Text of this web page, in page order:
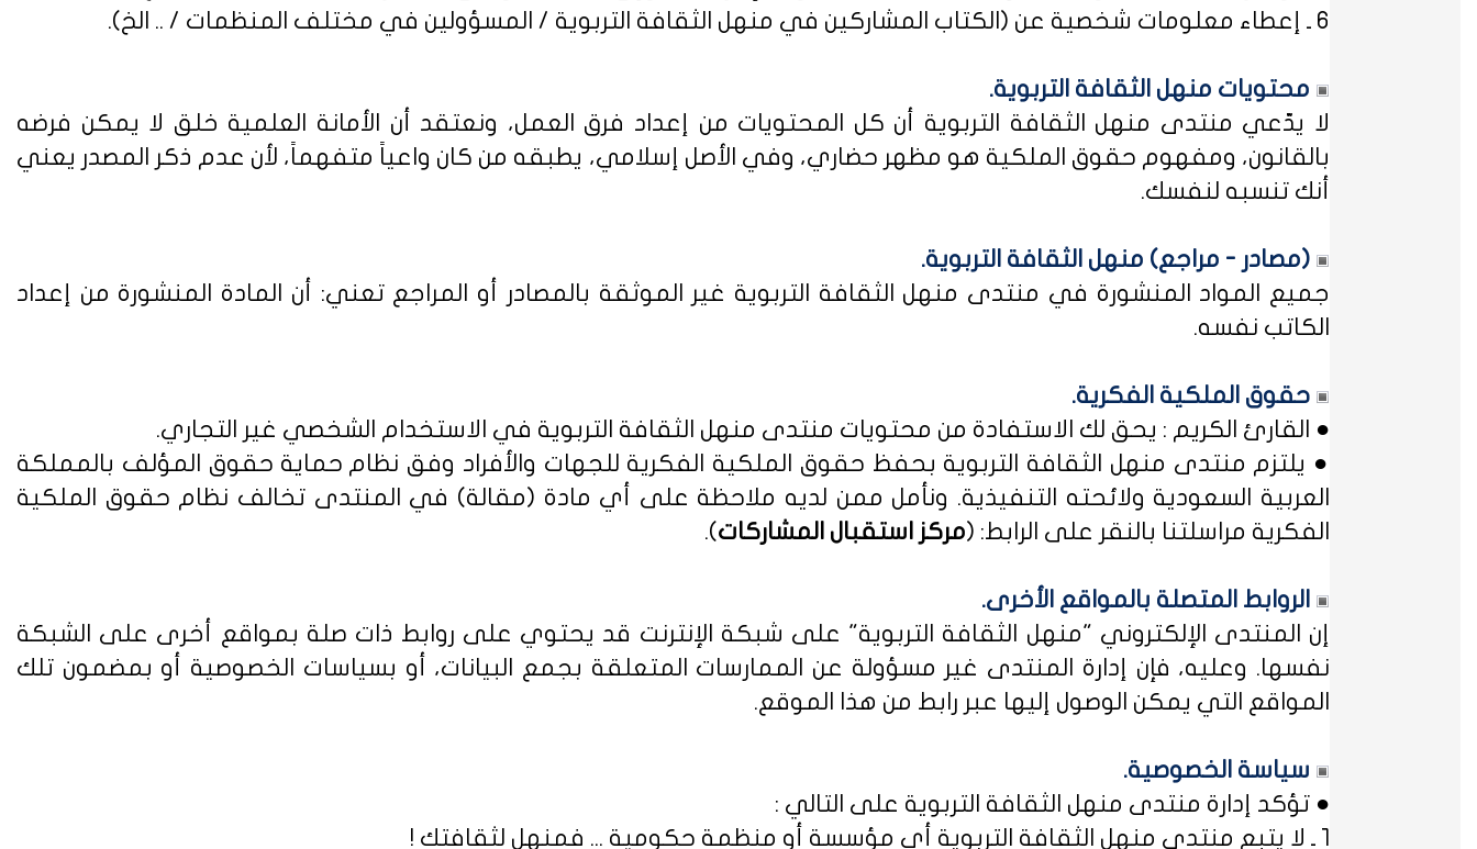
6 ـ إعطاء معلومات شخصية عن (الكتاب المشاركين في منهل الثقافة التربوية / المسؤولين في مختلف المنظمات / .. الخ).
محتويات منهل الثقافة التربوية.
لا يدّعي منتدى منهل الثقافة التربوية أن كل المحتويات من إعداد فرق العمل، ونعتقد أن الأمانة العلمية خلق لا يمكن فرضه
بالقانون، ومفهوم حقوق الملكية هو مظهر حضاري، وفي الأصل إسلامي، يطبقه من كان واعياً متفهماً، لأن عدم ذكر المصدر يعني
أنك تنسبه لنفسك.
(مصادر - مراجع) منهل الثقافة التربوية.
جميع المواد المنشورة في منتدى منهل الثقافة التربوية غير الموثقة بالمصادر أو المراجع تعني: أن المادة المنشورة من إعداد
الكاتب نفسه.
حقوق الملكية الفكرية.
● القارئ الكريم : يحق لك الاستفادة من محتويات منتدى منهل الثقافة التربوية في الاستخدام الشخصي غير التجاري.
● يلتزم منتدى منهل الثقافة التربوية بحفظ حقوق الملكية الفكرية للجهات والأفراد وفق نظام حماية حقوق المؤلف بالمملكة
العربية السعودية ولائحته التنفيذية. ونأمل ممن لديه ملاحظة على أي مادة (مقالة) في المنتدى تخالف نظام حقوق الملكية
الفكرية مراسلتنا بالنقر على الرابط: (مركز استقبال المشاركات).
الروابط المتصلة بالمواقع الأخرى.
إن المنتدى الإلكتروني "منهل الثقافة التربوية" على شبكة الإنترنت قد يحتوي على روابط ذات صلة بمواقع أخرى على الشبكة
نفسها. وعليه، فإن إدارة المنتدى غير مسؤولة عن الممارسات المتعلقة بجمع البيانات، أو بسياسات الخصوصية أو بمضمون تلك
المواقع التي يمكن الوصول إليها عبر رابط من هذا الموقع.
سياسة الخصوصية.
● تؤكد إدارة منتدى منهل الثقافة التربوية على التالي :
1 ـ لا يتبع منتدى منهل الثقافة التربوية أي مؤسسة أو منظمة حكومية ... فمنهل لثقافتك !